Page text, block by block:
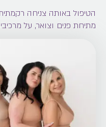
הטיפול באותה צניחה
מתיחת פנים וצואר, על